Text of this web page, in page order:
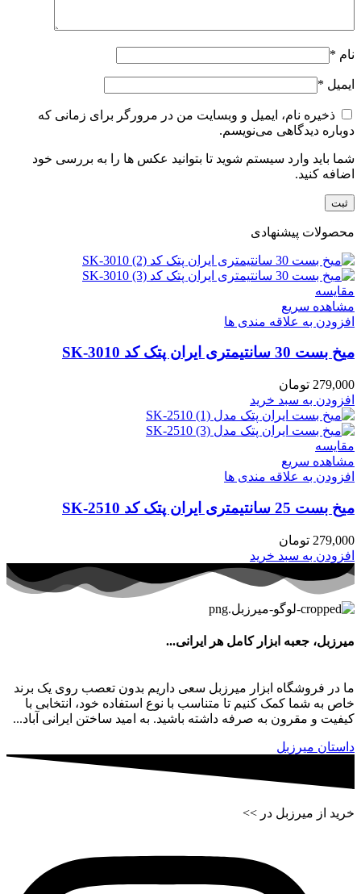
نام *
ایمیل *
ذخیره نام، ایمیل و وبسایت من در مرورگر برای زمانی که
دوباره دیدگاهی می‌نویسم.
شما باید وارد سیستم شوید تا بتوانید عکس ها را به بررسی خود
اضافه کنید.
محصولات پیشنهادی
مقایسه
مشاهده سریع
افزودن به علاقه مندی ها
میخ بست 30 سانتیمتری ایران پتک کد SK-3010
279,000 تومان
افزودن به سبد خرید
مقایسه
مشاهده سریع
افزودن به علاقه مندی ها
میخ بست 25 سانتیمتری ایران پتک کد SK-2510
279,000 تومان
افزودن به سبد خرید
میرزبل، جعبه ابزار کامل هر ایرانی...
ما در فروشگاه ابزار میرزبل سعی داریم بدون تعصب روی یک برند
خاص به شما کمک کنیم تا متناسب با نوع استفاده خود، انتخابی با
کیفیت و مقرون به صرفه داشته باشید. به امید ساختن ایرانی آباد...
داستان میرزبل
خرید از میرزبل در >>